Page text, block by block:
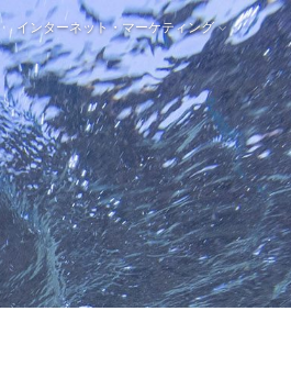
インターネット・マーケティング